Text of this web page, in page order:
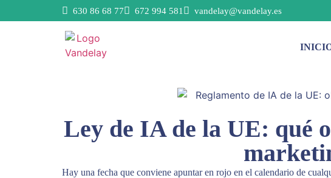
630 86 68 77 672 994 581 vandelay@vandelay.es
Ley de IA de la UE: qué
Hay una fecha que conviene apuntar en rojo en el calendario de